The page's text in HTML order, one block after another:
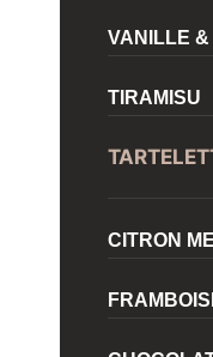
VANILLE &
TIRAMISU
CITRON